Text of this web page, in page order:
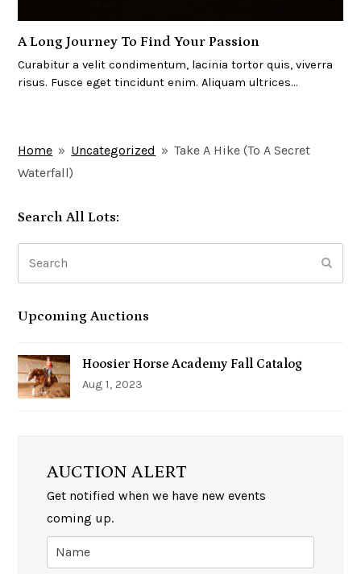
A Long Journey To Find Your Passion
Curabitur a velit condimentum, lacinia tortor quis, viverra
risus. Fusce eget tincidunt enim. Aliquam ultrices…
Home » Uncategorized » Take A Hike (To A Secret
Waterfall)
Search All Lots:
Upcoming Auctions
Hoosier Horse Academy Fall Catalog
Aug 1, 2023
AUCTION ALERT
Get notified when we have new events
coming up.